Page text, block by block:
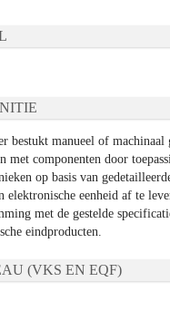
bestukt manueel of machinaal
met componenten door
op basis van
elektronische eenheid af te
met de gestelde
eindproducten.
(VKS EN EQF)